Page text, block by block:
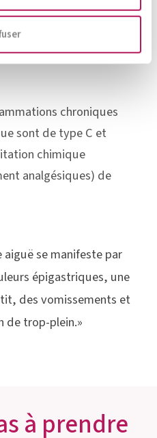
où règne un milieu
chroniques
sont de type C et
chimique
analgésiques) de
aiguë se manifeste par
épigastriques, une
des vomissements et
de trop-plein.»
à prendre